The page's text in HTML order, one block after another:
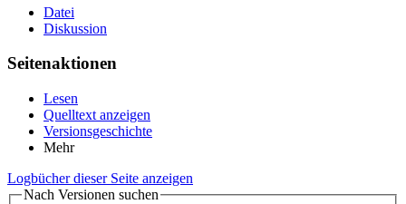
Datei
Diskussion
Seitenaktionen
Lesen
Quelltext anzeigen
Versionsgeschichte
Mehr
Logbücher dieser Seite anzeigen
Nach Versionen suchen